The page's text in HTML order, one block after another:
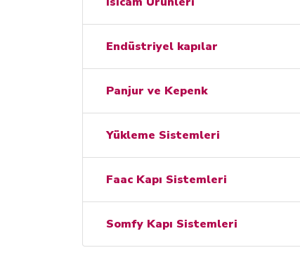
Endüstriyel kapılar
Panjur ve Kepenk
Yükleme Sistemleri
Faac Kapı Sistemleri
Somfy Kapı Sistemleri